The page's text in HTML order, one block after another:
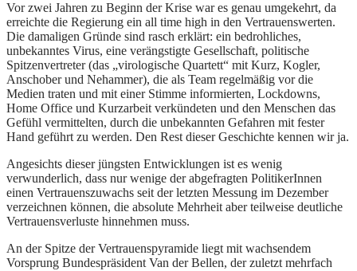
Vor zwei Jahren zu Beginn der Krise war es genau umgekehrt, da
erreichte die Regierung ein all time high in den Vertrauenswerten.
Die damaligen Gründe sind rasch erklärt: ein bedrohliches,
unbekanntes Virus, eine verängstigte Gesellschaft, politische
Spitzenvertreter (das „virologische Quartett“ mit Kurz, Kogler,
Anschober und Nehammer), die als Team regelmäßig vor die
Medien traten und mit einer Stimme informierten, Lockdowns,
Home Office und Kurzarbeit verkündeten und den Menschen das
Gefühl vermittelten, durch die unbekannten Gefahren mit fester
Hand geführt zu werden. Den Rest dieser Geschichte kennen wir ja.
Angesichts dieser jüngsten Entwicklungen ist es wenig
verwunderlich, dass nur wenige der abgefragten PolitikerInnen
einen Vertrauenszuwachs seit der letzten Messung im Dezember
verzeichnen können, die absolute Mehrheit aber teilweise deutliche
Vertrauensverluste hinnehmen muss.
An der Spitze der Vertrauenspyramide liegt mit wachsendem
Vorsprung Bundespräsident Van der Bellen, der zuletzt mehrfach